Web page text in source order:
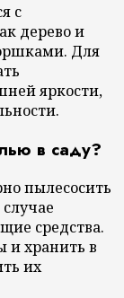
с
дерево и
Для
яркости,
в саду?
пылесосить
средства.
и хранить в
их